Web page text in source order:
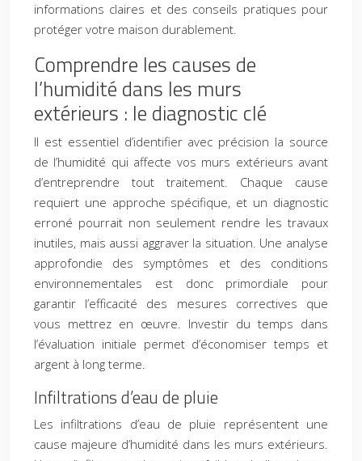
informations claires et des conseils pratiques pour
protéger votre maison durablement.
Comprendre les causes de
l’humidité dans les murs
extérieurs : le diagnostic clé
Il est essentiel d’identifier avec précision la source
de l’humidité qui affecte vos murs extérieurs avant
d’entreprendre tout traitement. Chaque cause
requiert une approche spécifique, et un diagnostic
erroné pourrait non seulement rendre les travaux
inutiles, mais aussi aggraver la situation. Une analyse
approfondie des symptômes et des conditions
environnementales est donc primordiale pour
garantir l’efficacité des mesures correctives que
vous mettrez en œuvre. Investir du temps dans
l’évaluation initiale permet d’économiser temps et
argent à long terme.
Infiltrations d’eau de pluie
Les infiltrations d’eau de pluie représentent une
cause majeure d’humidité dans les murs extérieurs.